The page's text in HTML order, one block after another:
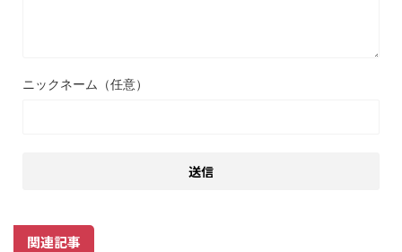
ニックネーム（任意）
関連記事